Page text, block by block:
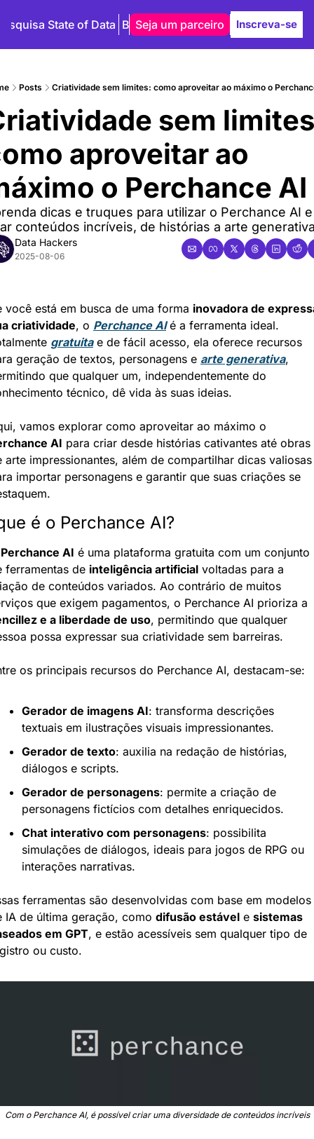
State of Data Blog Autores
Seja um parceiro Inscreva-se
Posts Criatividade sem limites: como aproveitar ao máximo o
sem
aproveitar ao
o Perchance AI
dicas e truques para utilizar o Perchance AI e
conteúdos incríveis, de histórias a arte
Data Hackers
2025-08-06
você está em busca de uma forma inovadora de
criatividade, o Perchance AI é a ferramenta ideal.
gratuita e de fácil acesso, ela oferece recursos
geração de textos, personagens e arte generativa,
que qualquer um, independentemente do
técnico, dê vida às suas ideias.
AI para criar desde histórias cativantes até obras
arte impressionantes, além de compartilhar dicas valiosas
importar personagens e garantir que suas criações se
é o Perchance AI?
Perchance AI é uma plataforma gratuita com um conjunto
ferramentas de inteligência artificial voltadas para a
de conteúdos variados. Ao contrário de muitos
e a liberdade de uso, permitindo que qualquer
possa expressar sua criatividade sem barreiras.
os principais recursos do Perchance AI, destacam-se:
Gerador de imagens AI: transforma descrições
textuais em ilustrações visuais impressionantes.
Gerador de texto: auxilia na redação de histórias,
diálogos e scripts.
Gerador de personagens: permite a criação de
personagens fictícios com detalhes enriquecidos.
Chat interativo com personagens: possibilita
simulações de diálogos, ideais para jogos de RPG ou
interações narrativas.
ferramentas são desenvolvidas com base em modelos
IA de última geração, como difusão estável e sistemas
em GPT, e estão acessíveis sem qualquer tipo de
ou custo.
Com o Perchance AI, é possível criar uma diversidade de conteúdos incríveis